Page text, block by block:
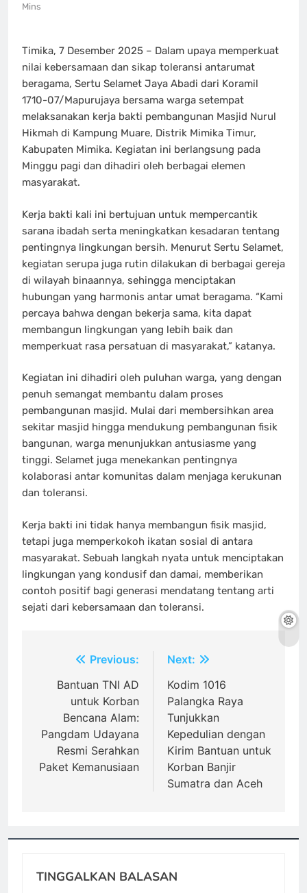
Mins
Timika, 7 Desember 2025 – Dalam upaya memperkuat
nilai kebersamaan dan sikap toleransi antarumat
beragama, Sertu Selamet Jaya Abadi dari Koramil
1710-07/Mapurujaya bersama warga setempat
melaksanakan kerja bakti pembangunan Masjid Nurul
Hikmah di Kampung Muare, Distrik Mimika Timur,
Kabupaten Mimika. Kegiatan ini berlangsung pada
Minggu pagi dan dihadiri oleh berbagai elemen
masyarakat.
Kerja bakti kali ini bertujuan untuk mempercantik
sarana ibadah serta meningkatkan kesadaran tentang
pentingnya lingkungan bersih. Menurut Sertu Selamet,
kegiatan serupa juga rutin dilakukan di berbagai gereja
di wilayah binaannya, sehingga menciptakan
hubungan yang harmonis antar umat beragama. “Kami
percaya bahwa dengan bekerja sama, kita dapat
membangun lingkungan yang lebih baik dan
memperkuat rasa persatuan di masyarakat,” katanya.
Kegiatan ini dihadiri oleh puluhan warga, yang dengan
penuh semangat membantu dalam proses
pembangunan masjid. Mulai dari membersihkan area
sekitar masjid hingga mendukung pembangunan fisik
bangunan, warga menunjukkan antusiasme yang
tinggi. Selamet juga menekankan pentingnya
kolaborasi antar komunitas dalam menjaga kerukunan
dan toleransi.
Kerja bakti ini tidak hanya membangun fisik masjid,
tetapi juga memperkokoh ikatan sosial di antara
masyarakat. Sebuah langkah nyata untuk menciptakan
lingkungan yang kondusif dan damai, memberikan
contoh positif bagi generasi mendatang tentang arti
sejati dari kebersamaan dan toleransi.
Navigasi
pos
Previous:
Bantuan TNI AD
untuk Korban
Bencana Alam:
Pangdam Udayana
Resmi Serahkan
Paket Kemanusiaan
Next:
Kodim 1016
Palangka Raya
Tunjukkan
Kepedulian dengan
Kirim Bantuan untuk
Korban Banjir
Sumatra dan Aceh
TINGGALKAN BALASAN